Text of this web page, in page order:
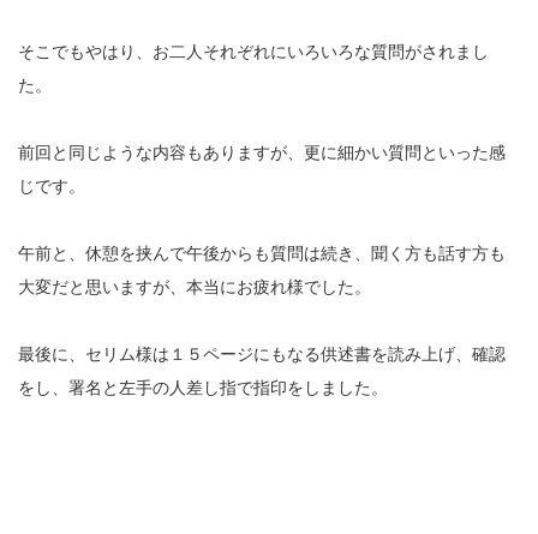
そこでもやはり、お二人それぞれにいろいろな質問がされまし
た。
前回と同じような内容もありますが、更に細かい質問といった感
じです。
午前と、休憩を挟んで午後からも質問は続き、聞く方も話す方も
大変だと思いますが、本当にお疲れ様でした。
最後に、セリム様は１５ページにもなる供述書を読み上げ、確認
をし、署名と左手の人差し指で指印をしました。